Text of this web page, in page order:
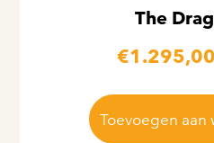
The
€1.295,00
Toevoegen aan